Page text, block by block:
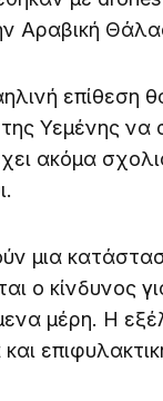
Αραβική
επίθεση
Υεμένης να
ακόμα
μια
ο κίνδυνος
μέρη. Η